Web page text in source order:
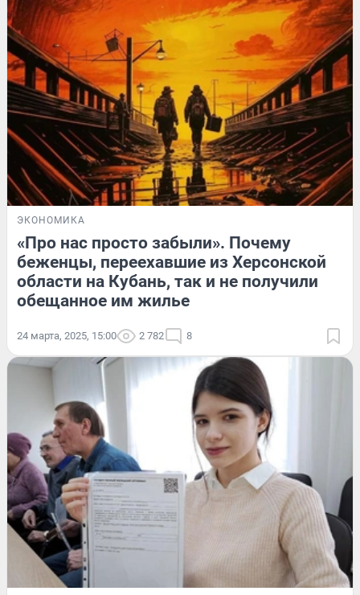
ЭКОНОМИКА
«Про нас просто забыли». Почему
беженцы, переехавшие из Херсонской
области на Кубань, так и не получили
обещанное им жилье
24 марта, 2025, 15:00 2 782 8